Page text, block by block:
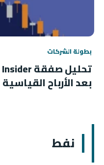
بطولة الشركات
بعد الأرباح القياسية
نفط